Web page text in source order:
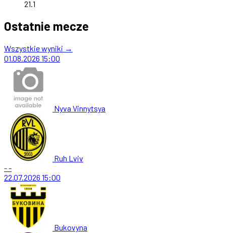
21.1
Ostatnie mecze
Wszystkie wyniki →
01.08.2026 15:00
Nyva Vinnytsya
Ruh Lviv
--
22.07.2026 15:00
Bukovyna